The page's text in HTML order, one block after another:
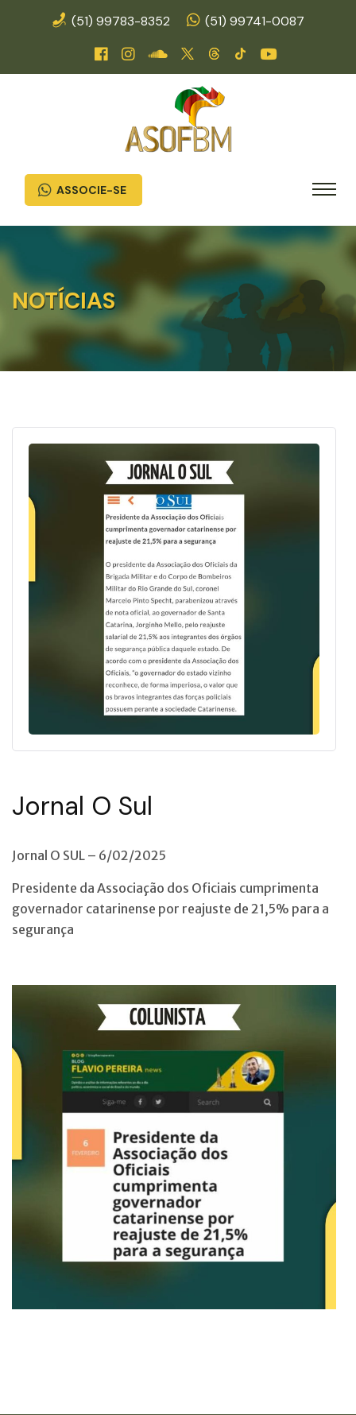
(51) 99783-8352 (51) 99741-0087
ASSOCIE-SE
NOTÍCIAS
Jornal O Sul
Jornal O SUL – 6/02/2025
Presidente da Associação dos Oficiais cumprimenta
governador catarinense por reajuste de 21,5% para a
segurança